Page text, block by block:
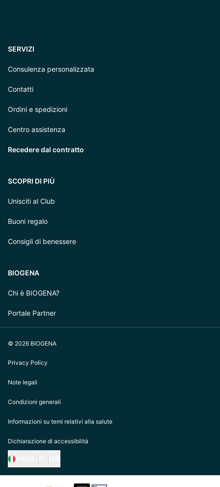
SERVIZI
Consulenza personalizzata
Contatti
Ordini e spedizioni
Centro assistenza
Recedere dal contratto
SCOPRI DI PIÙ
Unisciti al Club
Buoni regalo
Consigli di benessere
BIOGENA
Chi è BIOGENA?
Portale Partner
© 2026 BIOGENA
Privacy Policy
Note legali
Condizioni generali
Informazioni su temi relativi alla salute
Dichiarazione di accessibilità
https://biogena.com/de-at
https://biogena.com/de-de